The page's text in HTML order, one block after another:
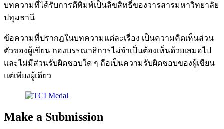
บทความที่ได้รับการตีพิมพ์เป็นลิขสิทธิ์ของวารสารมหาวิทยาลัย
ปทุมธานี
ข้อความที่ปรากฎในบทความแต่ละเรื่อง เป็นความคิดเห็นส่วน
ตัวของผู้เขียน กองบรรณาธิการไม่จำเป็นต้องเห็นด้วยเสมอไป
และไม่มีส่วนรับผิดชอบใด ๆ ถือเป็นความรับผิดชอบของผู้เขียน
แต่เพียงผู้เดียว
Make a Submission